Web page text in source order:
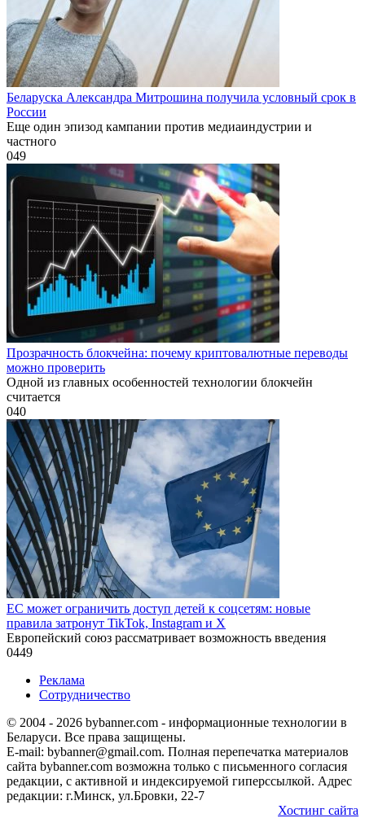
Беларуска Александра Митрошина получила условный срок в
России
Еще один эпизод кампании против медиаиндустрии и
частного
049
Прозрачность блокчейна: почему криптовалютные переводы
можно проверить
Одной из главных особенностей технологии блокчейн
считается
040
ЕС может ограничить доступ детей к соцсетям: новые
правила затронут TikTok, Instagram и X
Европейский союз рассматривает возможность введения
0449
Реклама
Сотрудничество
© 2004 - 2026 bybanner.com - информационные технологии в
Беларуси. Все права защищены.
E-mail: bybanner@gmail.com. Полная перепечатка материалов
сайта bybanner.com возможна только с письменного согласия
редакции, с активной и индексируемой гиперссылкой. Адрес
редакции: г.Минск, ул.Бровки, 22-7
Хостинг сайта